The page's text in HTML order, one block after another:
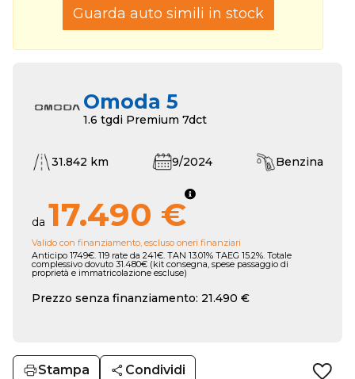
Guarda auto simili in stock
Omoda 5
1.6 tgdi Premium 7dct
31.842 km 9/2024 Benzina
da 17.490 €
Valido con finanziamento, escluso oneri finanziari
Anticipo 1749€. 119 rate da 241€. TAN 13.01% TAEG 15.2%. Totale
complessivo dovuto 31.480€ (kit consegna, spese passaggio di
proprietà e immatricolazione escluse)
Prezzo senza finanziamento: 21.490 €
Stampa Condividi